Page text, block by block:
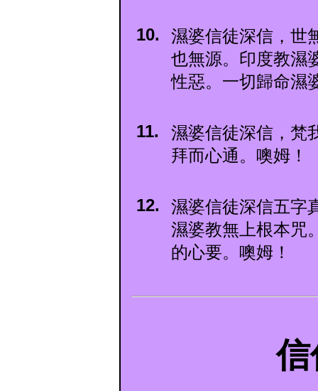
10.
濕婆信徒深信，世
也無源。印度教濕
性惡。一切歸命濕
11.
濕婆信徒深信，梵
拜而心通。噢姆！
12.
濕婆信徒深信五字
濕婆教無上根本咒
的心要。噢姆！